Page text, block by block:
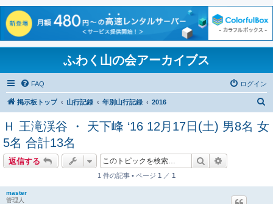
ふわく山の会アーカイブス
FAQ ログイン
掲示板トップ 山行記録 年別山行記録 2016
Ｈ 王滝渓谷 ・ 天下峰 ‘16 12月17日(土) 男8名 女
5名 合計13名
返信する 検索
1 件の記事 • ページ 1 ／ 1
master
管理人